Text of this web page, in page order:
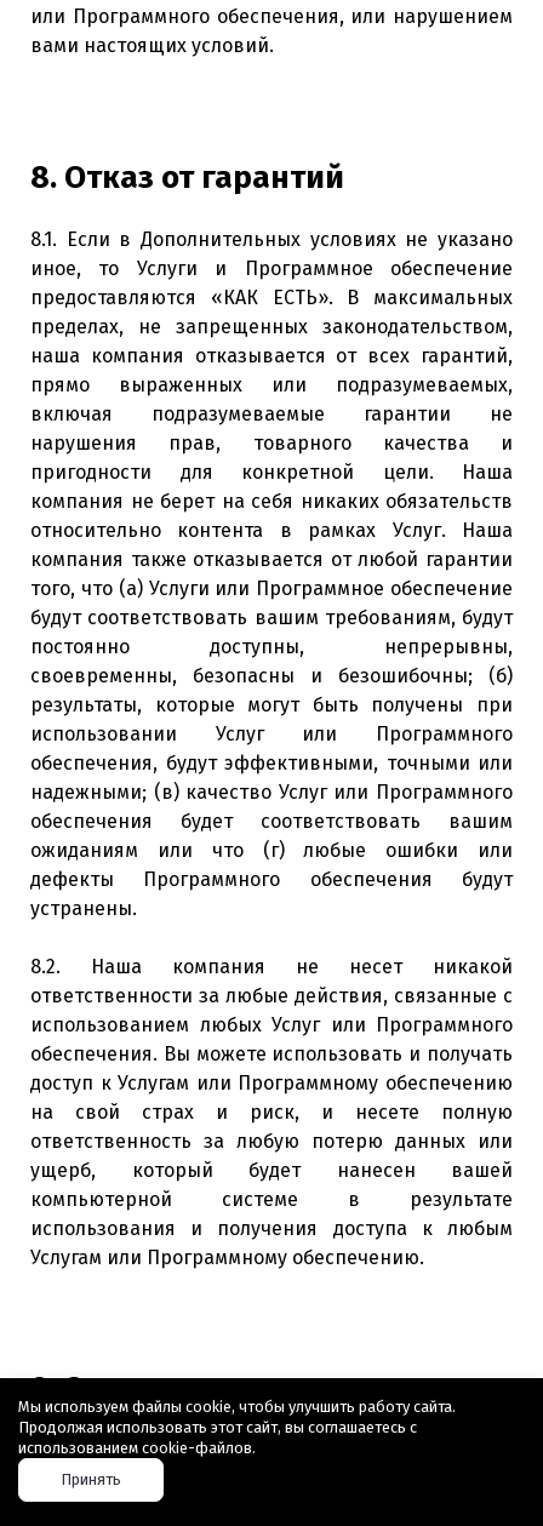
или Программного обеспечения, или нарушением
вами настоящих условий.
8. Отказ от гарантий
8.1. Если в Дополнительных условиях не указано
иное, то Услуги и Программное обеспечение
предоставляются «КАК ЕСТЬ». В максимальных
пределах, не запрещенных законодательством,
наша компания отказывается от всех гарантий,
прямо выраженных или подразумеваемых,
включая подразумеваемые гарантии не
нарушения прав, товарного качества и
пригодности для конкретной цели. Наша
компания не берет на себя никаких обязательств
относительно контента в рамках Услуг. Наша
компания также отказывается от любой гарантии
того, что (a) Услуги или Программное обеспечение
будут соответствовать вашим требованиям, будут
постоянно доступны, непрерывны,
своевременны, безопасны и безошибочны; (б)
результаты, которые могут быть получены при
использовании Услуг или Программного
обеспечения, будут эффективными, точными или
надежными; (в) качество Услуг или Программного
обеспечения будет соответствовать вашим
ожиданиям или что (г) любые ошибки или
дефекты Программного обеспечения будут
устранены.
8.2. Наша компания не несет никакой
ответственности за любые действия, связанные с
использованием любых Услуг или Программного
обеспечения. Вы можете использовать и получать
доступ к Услугам или Программному обеспечению
на свой страх и риск, и несете полную
ответственность за любую потерю данных или
ущерб, который будет нанесен вашей
компьютерной системе в результате
использования и получения доступа к любым
Услугам или Программному обеспечению.
9. Ограничение
ответственности.
9.1. Если в Дополнительных условиях не указано
Мы используем файлы cookie, чтобы улучшить работу сайта.
Продолжая использовать этот сайт, вы соглашаетесь с
использованием cookie-файлов.
Принять